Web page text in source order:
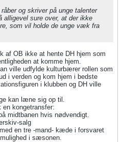
og skriver på unge talenter
alligevel sure over, at der ikke
som vil holde de unge væk fra
af OB ikke at hente DH hjem som
at komme hjem.
ville udfylde kulturbærer rollen som
i verden og kom hjem i bedste
i klubben og DH ville
kan læne sig op til.
kongetransfer:
midtbanen hvis nødvendigt.
salg
en tre -mand- kæde i forsvaret
i sæsonen.